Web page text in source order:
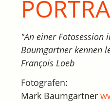
"An einer Fotosession
Baumgartner kennen
François Loeb
Fotografen:
Mark Baumgartner